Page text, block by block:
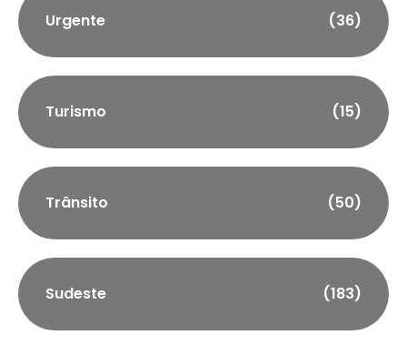
Urgente (36)
Turismo (15)
Trânsito (50)
Sudeste (183)